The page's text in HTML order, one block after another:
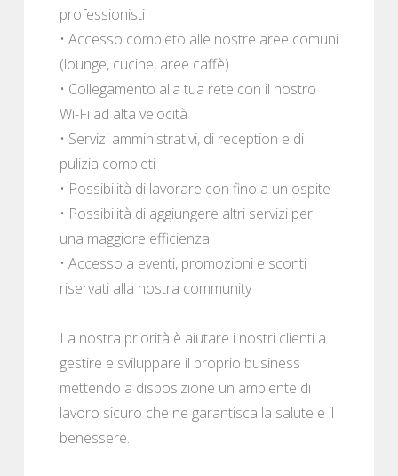
professionisti
• Accesso completo alle nostre aree comuni
(lounge, cucine, aree caffè)
• Collegamento alla tua rete con il nostro
Wi-Fi ad alta velocità
• Servizi amministrativi, di reception e di
pulizia completi
• Possibilità di lavorare con fino a un ospite
• Possibilità di aggiungere altri servizi per
una maggiore efficienza
• Accesso a eventi, promozioni e sconti
riservati alla nostra community
La nostra priorità è aiutare i nostri clienti a
gestire e sviluppare il proprio business
mettendo a disposizione un ambiente di
lavoro sicuro che ne garantisca la salute e il
benessere.